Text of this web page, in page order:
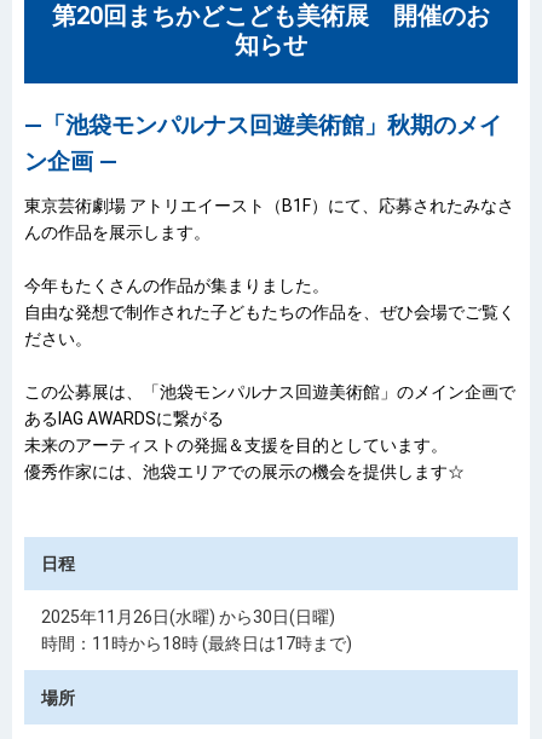
第20回まちかどこども美術展 開催のお
知らせ
―「池袋モンパルナス回遊美術館」秋期のメイ
ン企画 ―
東京芸術劇場 アトリエイースト（B1F）にて、応募されたみなさ
んの作品を展示します。
今年もたくさんの作品が集まりました。
自由な発想で制作された子どもたちの作品を、ぜひ会場でご覧く
ださい。
この公募展は、「池袋モンパルナス回遊美術館」のメイン企画で
あるIAG AWARDSに繋がる
未来のアーティストの発掘＆支援を目的としています。
優秀作家には、池袋エリアでの展示の機会を提供します☆
日程
2025年11月26日(水曜) から30日(日曜)
時間：11時から18時 (最終日は17時まで)
場所